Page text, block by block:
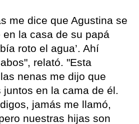
me dice que Agustina se
la casa de su papá
roto el agua’. Ahí
relató. "Esta
nenas me dijo que
en la cama de él.
jamás me llamó,
nuestras hijas son